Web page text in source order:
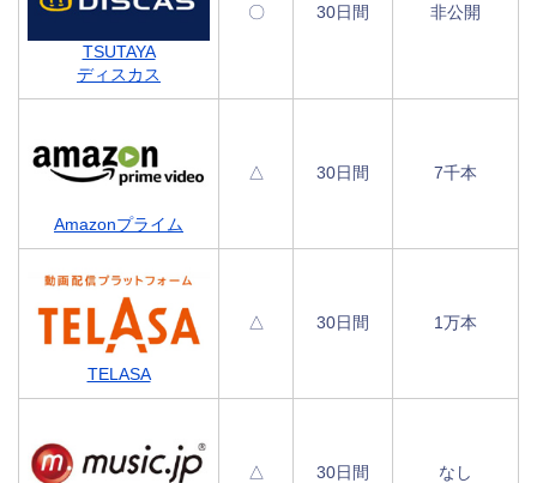
TSUTAYA
ディスカス
〇 30日間 非公開
Amazonプライム
△ 30日間 7千本
TELASA
△ 30日間 1万本
△ 30日間 なし